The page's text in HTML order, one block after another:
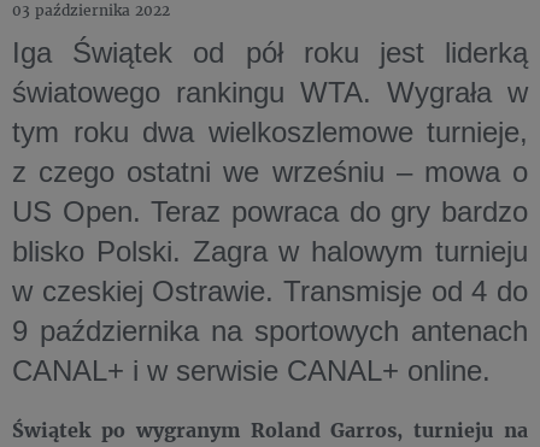
03 października 2022
Iga Świątek od pół roku jest liderką
światowego rankingu WTA. Wygrała w
tym roku dwa wielkoszlemowe turnieje,
z czego ostatni we wrześniu – mowa o
US Open. Teraz powraca do gry bardzo
blisko Polski. Zagra w halowym turnieju
w czeskiej Ostrawie. Transmisje od 4 do
9 października na sportowych antenach
CANAL+ i w serwisie CANAL+ online.
Świątek po wygranym Roland Garros, turnieju na